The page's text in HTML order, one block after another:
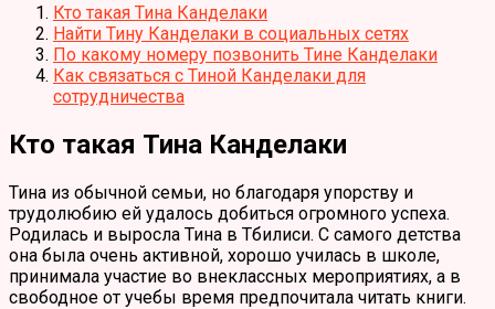
Кто такая Тина Канделаки
Найти Тину Канделаки в социальных сетях
По какому номеру позвонить Тине Канделаки
Как связаться с Тиной Канделаки для
сотрудничества
Кто такая Тина Канделаки
Тина из обычной семьи, но благодаря упорству и
трудолюбию ей удалось добиться огромного успеха.
Родилась и выросла Тина в Тбилиси. С самого детства
она была очень активной, хорошо училась в школе,
принимала участие во внеклассных мероприятиях, а в
свободное от учебы время предпочитала читать книги.